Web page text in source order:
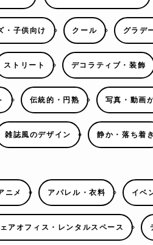
・子供向け クール グラデ
ストリート デコラティブ・装飾
伝統的・円熟 写真・動画
雑誌風のデザイン 静か・落ち着き
ニメ アパレル・衣料 イベ
アオフィス・レンタルスペース